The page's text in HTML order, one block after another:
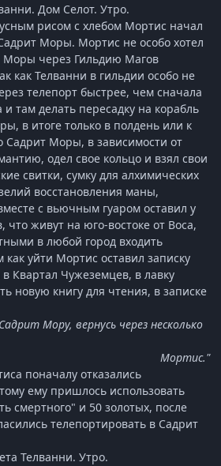
Дом Селот. Утро.
рисом с хлебом Мортис начал
Моры. Мортис не особо хотел
Моры через Гильдию Магов
как Телванни в гильдии особо не
телепорт быстрее, чем сначала
и там делать пересадку на корабль
в итоге только в полдень или к
Садрит Моры, в зависимости от
одел свое кольцо и взял свои
свитки, сумку для алхимических
восстановления маны,
с вьючным гуаром оставил у
живут на юго-востоке от Воса,
в любой город входить
уйти Мортис оставил записку
Квартал Чужеземцев, в лавку
новую книгу для чтения, в записке
Мору, вернусь через несколько
Мортис."
поначалу отказались
ему пришлось использовать
смертного" и 50 золотых, после
телепортировать в Садрит
Телванни. Утро.